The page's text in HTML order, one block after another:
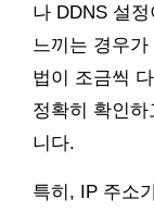
나 DDNS 설
느끼는 경우
법이 조금씩
정확히 확인
니다.
특히, IP 주소